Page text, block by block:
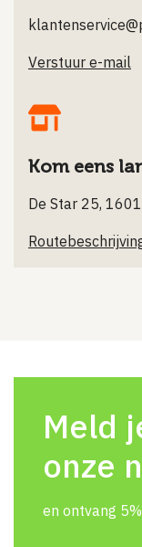
Verstuur e-mail
Kom eens
De Star 25,
Meld
onze
en ontvang